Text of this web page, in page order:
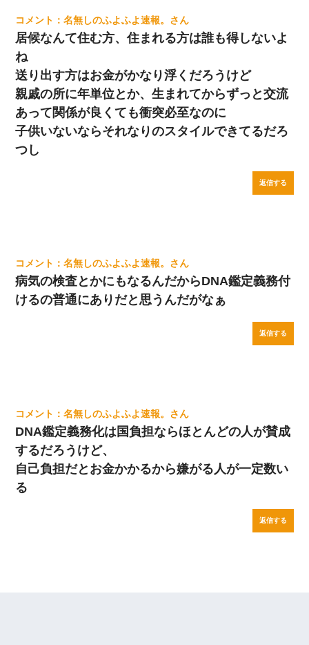
名無しのふよふよ速報。
居候なんて住む方、住まれる方は誰も得しないよ
ね
送り出す方はお金がかなり浮くだろうけど
親戚の所に年単位とか、生まれてからずっと交流
あって関係が良くても衝突必至なのに
子供いないならそれなりのスタイルできてるだろ
つし
返信する
名無しのふよふよ速報。
病気の検査とかにもなるんだからDNA鑑定義務付
けるの普通にありだと思うんだがなぁ
返信する
名無しのふよふよ速報。
DNA鑑定義務化は国負担ならほとんどの人が賛成
するだろうけど、
自己負担だとお金かかるから嫌がる人が一定数い
る
返信する